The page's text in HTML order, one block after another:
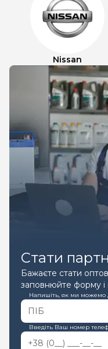
Nissan
Стати
Бажаєте стати
заповнюйте форму
Напишіть, як ми можемо
Введіть Ваш номер